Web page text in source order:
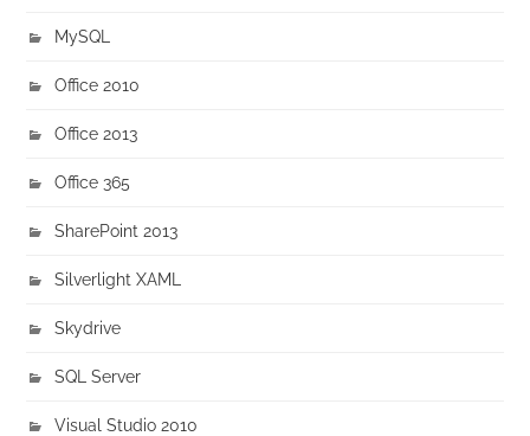
MySQL
Office 2010
Office 2013
Office 365
SharePoint 2013
Silverlight XAML
Skydrive
SQL Server
Visual Studio 2010